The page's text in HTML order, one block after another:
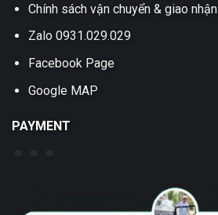
Chính sách vận chuyển & giao nhận
Zalo 0931.029.029
Facebook Page
Google MAP
PAYMENT